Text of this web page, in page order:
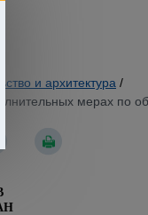
и архитектура /
мерах по